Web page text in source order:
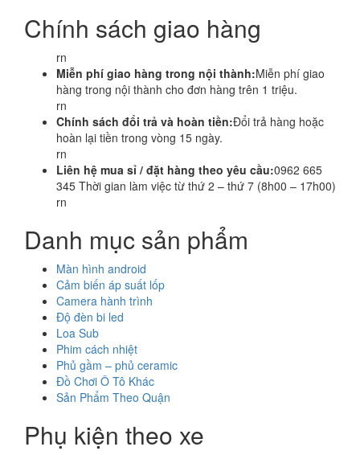
Chính sách giao hàng
rn
Miễn phí giao hàng trong nội thành:Miễn phí giao
hàng trong nội thành cho đơn hàng trên 1 triệu.
rn
Chính sách đổi trả và hoàn tiền:Đổi trả hàng hoặc
hoàn lại tiền trong vòng 15 ngày.
rn
Liên hệ mua sỉ / đặt hàng theo yêu cầu:0962 665
345 Thời gian làm việc từ thứ 2 – thứ 7 (8h00 – 17h00)
rn
Danh mục sản phẩm
Màn hình android
Cảm biến áp suất lốp
Camera hành trình
Độ đèn bi led
Loa Sub
Phim cách nhiệt
Phủ gầm – phủ ceramic
Đồ Chơi Ô Tô Khác
Sản Phẩm Theo Quận
Phụ kiện theo xe